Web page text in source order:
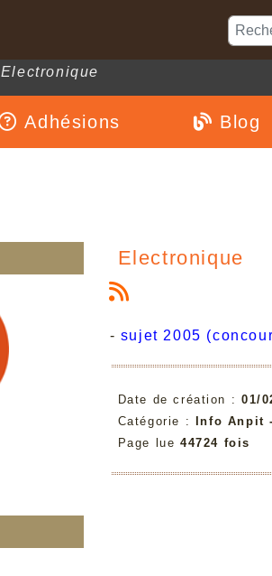
Electronique
Adhésions Blog
Electronique
- sujet 2005
Date de création : 01/
Catégorie :
Info Anpit
Page lue 44724 fois